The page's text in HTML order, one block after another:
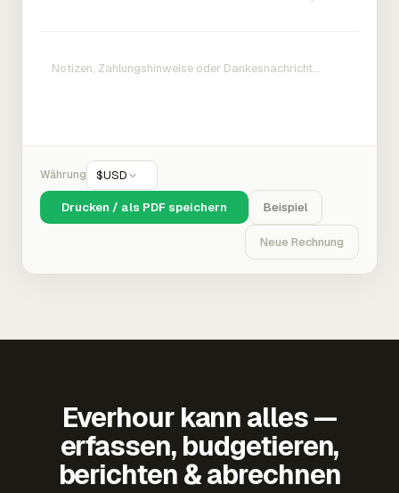
Währung $USD
Drucken / als PDF speichern Beispiel
Neue Rechnung
Everhour kann alles —
erfassen, budgetieren,
berichten & abrechnen